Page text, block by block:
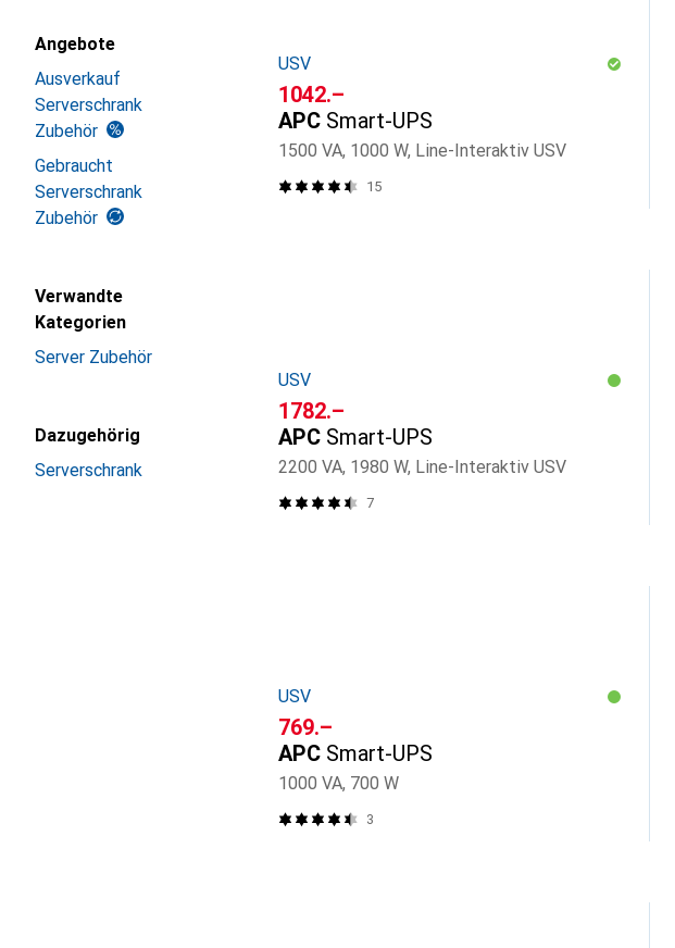
Angebote
Ausverkauf
Serverschrank
Zubehör
Gebraucht
Serverschrank
Zubehör
Verwandte
Kategorien
Server Zubehör
Dazugehörig
Serverschrank
USV
CHF
1042.–
APC Smart-UPS
1500 VA, 1000 W, Line-Interaktiv USV
15
USV
CHF
1782.–
APC Smart-UPS
2200 VA, 1980 W, Line-Interaktiv USV
7
USV
CHF
769.–
APC Smart-UPS
1000 VA, 700 W
3